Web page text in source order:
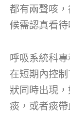
都有兩聲咳
候需認真看待
呼吸系統科
在短期內控
狀同時出現
痰，或者痰